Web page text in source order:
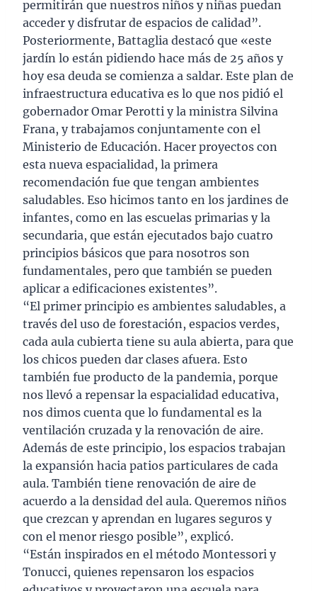
permitirán que nuestros niños y niñas puedan
acceder y disfrutar de espacios de calidad”.
Posteriormente, Battaglia destacó que «este
jardín lo están pidiendo hace más de 25 años y
hoy esa deuda se comienza a saldar. Este plan de
infraestructura educativa es lo que nos pidió el
gobernador Omar Perotti y la ministra Silvina
Frana, y trabajamos conjuntamente con el
Ministerio de Educación. Hacer proyectos con
esta nueva espacialidad, la primera
recomendación fue que tengan ambientes
saludables. Eso hicimos tanto en los jardines de
infantes, como en las escuelas primarias y la
secundaria, que están ejecutados bajo cuatro
principios básicos que para nosotros son
fundamentales, pero que también se pueden
aplicar a edificaciones existentes”.
“El primer principio es ambientes saludables, a
través del uso de forestación, espacios verdes,
cada aula cubierta tiene su aula abierta, para que
los chicos pueden dar clases afuera. Esto
también fue producto de la pandemia, porque
nos llevó a repensar la espacialidad educativa,
nos dimos cuenta que lo fundamental es la
ventilación cruzada y la renovación de aire.
Además de este principio, los espacios trabajan
la expansión hacia patios particulares de cada
aula. También tiene renovación de aire de
acuerdo a la densidad del aula. Queremos niños
que crezcan y aprendan en lugares seguros y
con el menor riesgo posible”, explicó.
“Están inspirados en el método Montessori y
Tonucci, quienes repensaron los espacios